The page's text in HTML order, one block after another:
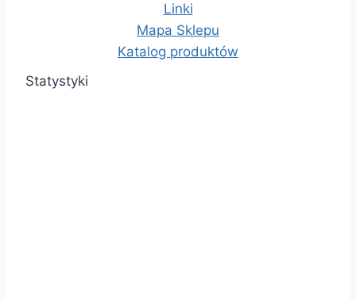
Linki
Mapa Sklepu
Katalog produktów
Statystyki